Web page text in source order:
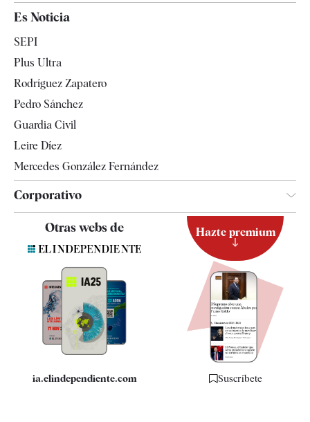
España
Televisión
Es Noticia
SEPI
Plus Ultra
Rodríguez Zapatero
Pedro Sánchez
Guardia Civil
Leire Díez
Mercedes González Fernández
Corporativo
Contacto
Quiénes somos
Especificaciones
Otras webs de
ia.elindependiente.com
Hazte premium
Suscríbete